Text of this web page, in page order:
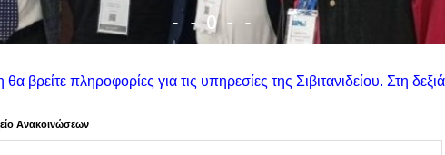
- - - O -
για τις υπηρεσίες της Σιβιτανιδείου. Στη δεξιά στήλη θα
Ανακοινώσεων